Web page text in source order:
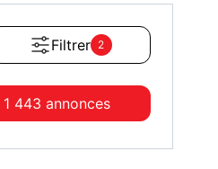
Filtrer 2
1 443 annonces